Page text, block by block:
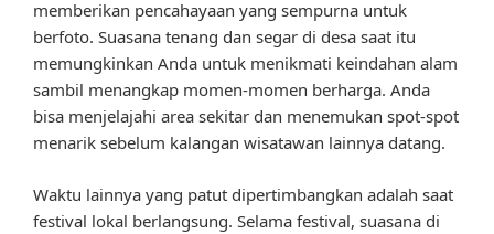
memberikan pencahayaan yang sempurna untuk
berfoto. Suasana tenang dan segar di desa saat itu
memungkinkan Anda untuk menikmati keindahan alam
sambil menangkap momen-momen berharga. Anda
bisa menjelajahi area sekitar dan menemukan spot-spot
menarik sebelum kalangan wisatawan lainnya datang.
Waktu lainnya yang patut dipertimbangkan adalah saat
festival lokal berlangsung. Selama festival, suasana di